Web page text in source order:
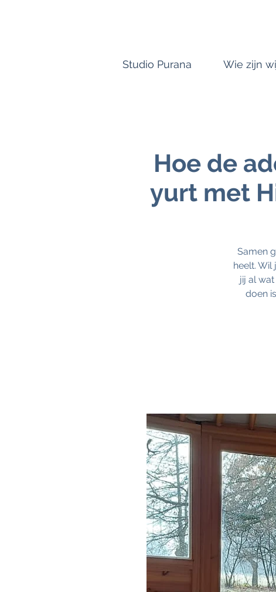
Studio Purana Wie zijn
Hoe de
yurt met
Samen
heelt. Wil
jij al
doen